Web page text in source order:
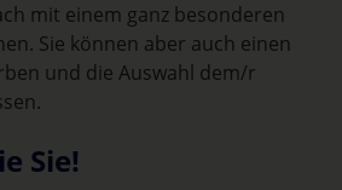
mit einem ganz besonderen
Sie können aber auch einen
und die Auswahl dem/r
Sie!